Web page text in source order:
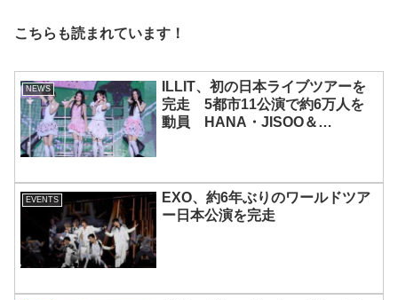
こちらも読まれています！
NEWS
ILLIT、初の日本ライブツアーを
完走 5都市11公演で約6万人を
動員 HANA・JISOO＆
EVENTS
EXO、約6年ぶりのワールドツア
ー日本公演を完走